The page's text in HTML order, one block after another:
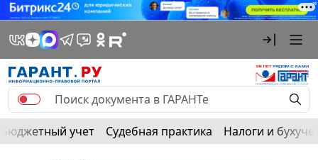
Бюджетный учет Судебная практика Налоги и